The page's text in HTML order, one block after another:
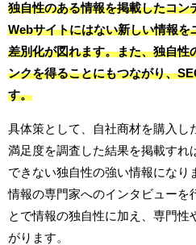
独自性のある情報を掲載したコン
Webサイトにはない新しい情報を
差別化が図れます。また、独自性
ンクを得ることにもつながり、
す。
具体策として、自社商材を購入し
満足度を調査した結果を掲載すれ
できない独自性の強い情報になり
情報の専門家へのインタビューを
とで情報の独自性に加え、専門性
がります。